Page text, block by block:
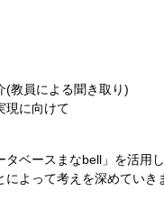
教員による聞き取り)
現に向けて
ベースまなbell」を活用
よって考えを深めていき